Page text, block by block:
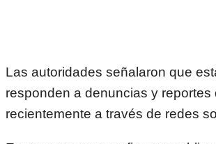
Las autoridades señalaron que
responden a denuncias y reportes
recientemente a través de redes